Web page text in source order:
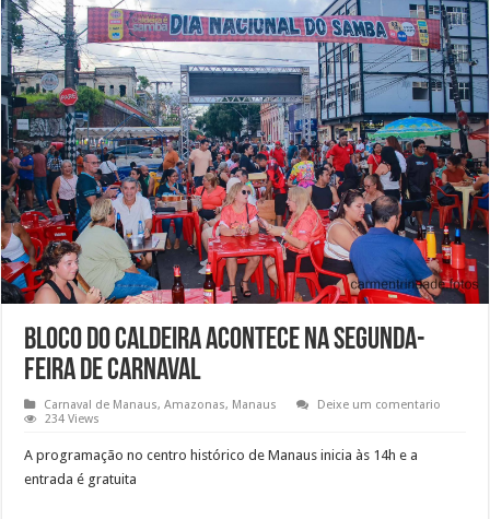
Bloco do Caldeira acontece na Segunda-
feira de Carnaval
Carnaval de Manaus,Amazonas, Manaus
Deixe um comentario
234 Views
A programação no centro histórico de Manaus inicia às 14h e a
entrada é gratuita